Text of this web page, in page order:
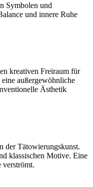
Symbolen und
und innere Ruhe
kreativen Freiraum für
außergewöhnliche
Ästhetik
der Tätowierungskunst.
klassischen Motive. Eine
verströmt.